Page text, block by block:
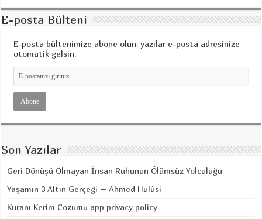
E-posta Bülteni
E-posta bültenimize abone olun, yazılar e-posta adresinize
otomatik gelsin.
Son Yazılar
Geri Dönüşü Olmayan İnsan Ruhunun Ölümsüz Yolculuğu
Yaşamın 3 Altın Gerçeği – Ahmed Hulûsi
Kuranı Kerim Cozumu app privacy policy